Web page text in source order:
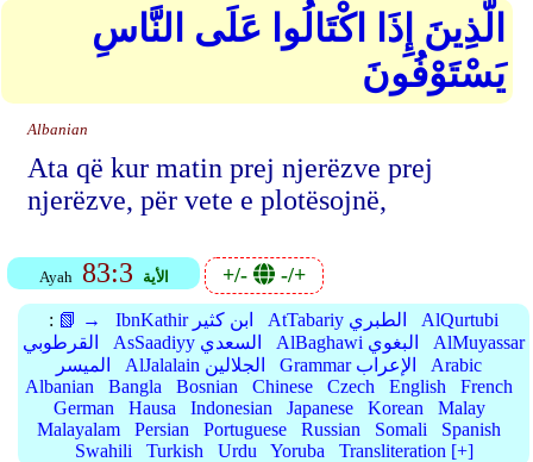
الَّذِينَ إِذَا اكْتَالُوا عَلَى النَّاسِ
يَسْتَوْفُونَ
Albanian
Ata që kur matin prej njerëzve prej
njerëzve, për vete e plotësojnë,
Ayah 83:3 الأية +/- -/+
: 📗 → IbnKathir ابن كثير AtTabariy الطبري
AlQurtubi
القرطوبي
AsSaadiyy السعدي AlBaghawi البغوي
AlMuyassar
الميسر
AlJalalain الجلالين Grammar الإعراب
Arabic
Albanian
Bangla Bosnian Chinese Czech English
French
German
Hausa Indonesian Japanese Korean
Malay
Malayalam
Persian Portuguese Russian Somali
Spanish
Swahili
Turkish Urdu Yoruba Transliteration [+]